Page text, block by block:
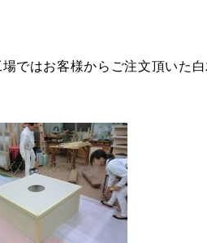
場ではお客様からご注文頂いた